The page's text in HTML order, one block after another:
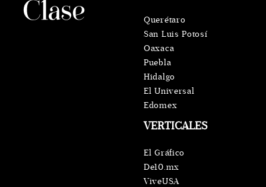
VERTICALES
El Gráfico
De10.mx
ViveUSA
Querétaro
San Luis Potosí
Oaxaca
Puebla
Hidalgo
El Universal
Edomex